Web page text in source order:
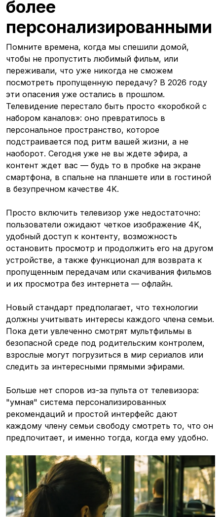
более
персонализированными
Помните времена, когда мы спешили домой,
чтобы не пропустить любимый фильм, или
переживали, что уже никогда не сможем
посмотреть пропущенную передачу? В 2026 году
эти опасения уже остались в прошлом.
Телевидение перестало быть просто «коробкой с
набором каналов»: оно превратилось в
персональное пространство, которое
подстраивается под ритм вашей жизни, а не
наоборот. Сегодня уже не вы ждете эфира, а
контент ждет вас — будь то в пробке на экране
смартфона, в спальне на планшете или в гостиной
в безупречном качестве 4K.
Просто включить телевизор уже недостаточно:
пользователи ожидают четкое изображение 4K,
удобный доступ к контенту, возможность
остановить просмотр и продолжить его на другом
устройстве, а также функционал для возврата к
пропущенным передачам или скачивания фильмов
и их просмотра без интернета — офлайн.
Новый стандарт предполагает, что технологии
должны учитывать интересы каждого члена семьи.
Пока дети увлеченно смотрят мультфильмы в
безопасной среде под родительским контролем,
взрослые могут погрузиться в мир сериалов или
следить за интересными прямыми эфирами.
Больше нет споров из-за пульта от телевизора:
"умная" система персонализированных
рекомендаций и простой интерфейс дают
каждому члену семьи свободу смотреть то, что он
предпочитает, и именно тогда, когда ему удобно.